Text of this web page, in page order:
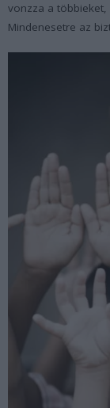
vonzza a többieket,
Mindenesetre az